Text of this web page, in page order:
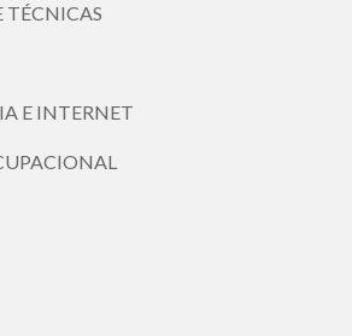
TÉCNICAS
E INTERNET